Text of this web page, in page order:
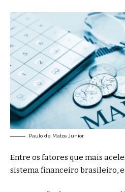
Paulo de Matos Junior
Entre os fatores que mais
sistema financeiro brasileiro,